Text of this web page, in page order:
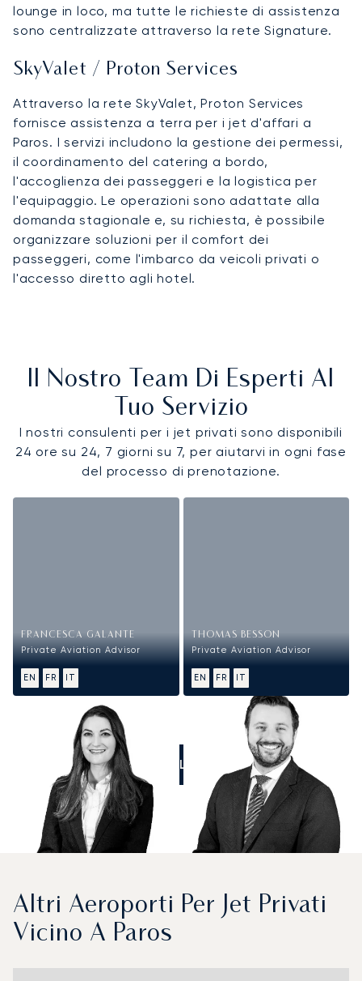
lounge in loco, ma tutte le richieste di assistenza
sono centralizzate attraverso la rete Signature.
SkyValet / Proton Services
Attraverso la rete SkyValet, Proton Services
fornisce assistenza a terra per i jet d'affari a
Paros. I servizi includono la gestione dei permessi,
il coordinamento del catering a bordo,
l'accoglienza dei passeggeri e la logistica per
l'equipaggio. Le operazioni sono adattate alla
domanda stagionale e, su richiesta, è possibile
organizzare soluzioni per il comfort dei
passeggeri, come l'imbarco da veicoli privati o
l'accesso diretto agli hotel.
Il Nostro Team Di Esperti Al
Tuo Servizio
I nostri consulenti per i jet privati sono disponibili
24 ore su 24, 7 giorni su 7, per aiutarvi in ogni fase
del processo di prenotazione.
FRANCESCA GALANTE
Private Aviation Advisor
EN FR IT
THOMAS BESSON
Private Aviation Advisor
EN FR IT
CALL US
Altri Aeroporti Per Jet Privati
Vicino A Paros